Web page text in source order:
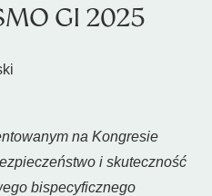
GI 2025
na Kongresie
i skuteczność
bispecyficznego